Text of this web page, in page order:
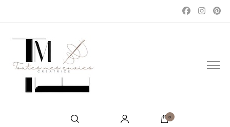
Toutes mes envies
Couture, accessoires, mode, bijoux …
0